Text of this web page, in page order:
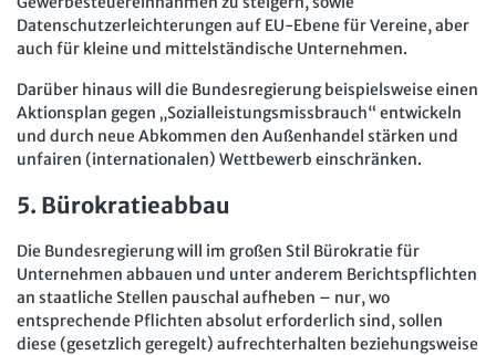
Datenschutzerleichterungen auf EU-Ebene für Vereine, aber
auch für kleine und mittelständische Unternehmen.
Darüber hinaus will die Bundesregierung beispielsweise einen
Aktionsplan gegen „Sozialleistungsmissbrauch“ entwickeln
und durch neue Abkommen den Außenhandel stärken und
unfairen (internationalen) Wettbewerb einschränken.
5. Bürokratieabbau
Die Bundesregierung will im großen Stil Bürokratie für
Unternehmen abbauen und unter anderem Berichtspflichten
an staatliche Stellen pauschal aufheben – nur, wo
entsprechende Pflichten absolut erforderlich sind, sollen
diese (gesetzlich geregelt) aufrechterhalten beziehungsweise